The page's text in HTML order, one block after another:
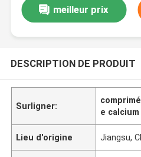
meilleur prix
DESCRIPTION DE PRODUIT
Surligner:
e calcium
Lieu d'origine Jiangsu,